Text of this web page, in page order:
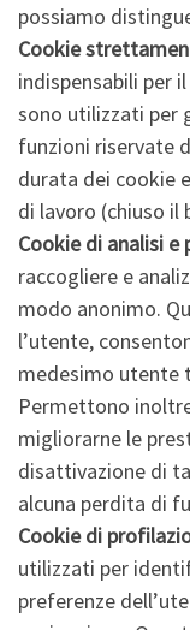
possiamo
Cookie
indispensabili per
sono utilizzati per
funzioni riservate
durata dei cookie
di lavoro (chiuso il
Cookie di analisi e
raccogliere e
modo anonimo.
l’utente,
medesimo utente
Permettono
migliorarne le
disattivazione di
alcuna perdita di
Cookie di
utilizzati per
preferenze